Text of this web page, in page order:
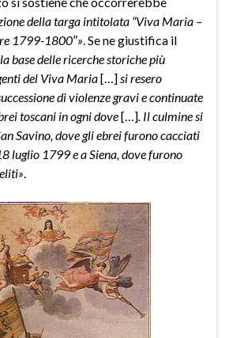
della targa intitolata “Viva Maria –
1799-1800″» . Se ne giustifica il
base delle ricerche storiche più
del Viva Maria[…] si resero
di violenze gravi e continuate
toscani in ogni dove[…] . Il culmine si
Savino, dove gli ebrei furono cacciati
luglio 1799 e a Siena, dove furono